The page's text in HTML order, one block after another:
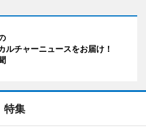
ルチャーニュースをお届け！
特集